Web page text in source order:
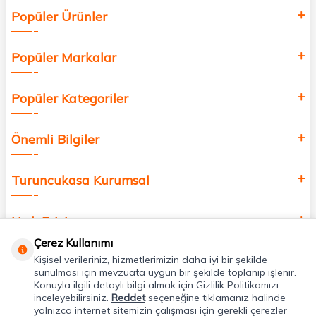
değer katmak için bize katılın!
Popüler Ürünler
Popüler Markalar
Popüler Kategoriler
Önemli Bilgiler
Turuncukasa Kurumsal
Hızlı Erişim
Uygulamalarımız
Adres & İletişim
Çerez Kullanımı
Kişisel verileriniz, hizmetlerimizin daha iyi bir şekilde
sunulması için mevzuata uygun bir şekilde toplanıp işlenir.
Konuyla ilgili detaylı bilgi almak için Gizlilik Politikamızı
inceleyebilirsiniz. Reddetseçeneğine tıklamanız halinde
yalnızca internet sitemizin çalışması için gerekli çerezler